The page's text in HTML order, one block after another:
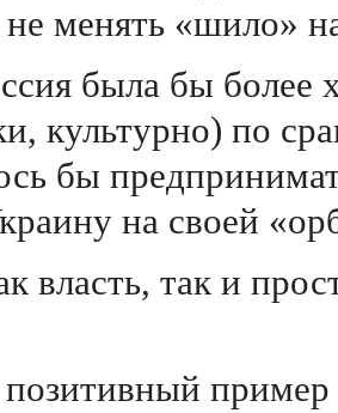
не менять «шило»
была бы более
культурно) по
бы
на своей
власть, так и
пример